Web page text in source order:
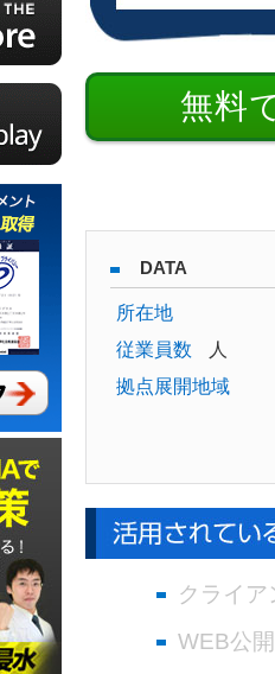
無料
DATA
所在地
従業員数
人
拠点展開地域
クライ
WEB公開